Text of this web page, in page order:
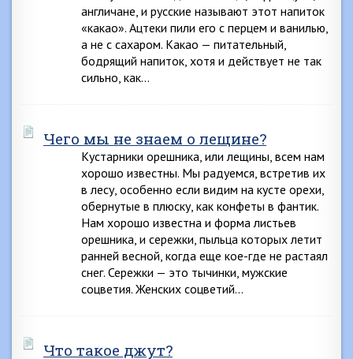
англичане, и русские называют этот напиток
«какао». Ацтеки пили его с перцем и ванилью,
а не с сахаром. Какао — питательный,
бодрящий напиток, хотя и действует не так
сильно, как…
Чего мы не знаем о лещине?
Кустарники орешника, или лещины, всем нам
хорошо известны. Мы радуемся, встретив их
в лесу, особенно если видим на кусте орехи,
обернутые в плюску, как конфеты в фантик.
Нам хорошо известна и форма листьев
орешника, и сережки, пыльца которых летит
ранней весной, когда еще кое-где не растаял
снег. Сережки — это тычинки, мужские
соцветия. Женских соцветий…
Что такое джут?